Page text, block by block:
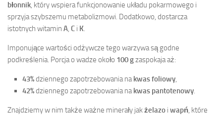
błonnik, który wspiera funkcjonowanie układu pokarmowego i
sprzyja szybszemu metabolizmowi. Dodatkowo, dostarcza
istotnych witamin A, C i K.
Imponujące wartości odżywcze tego warzywa są godne
podkreślenia. Porcja o wadze około 100 gzaspokaja aż:
43%dziennego zapotrzebowania nakwas foliowy,
42%dziennego zapotrzebowania nakwas pantotenowy.
Znajdziemy w nim także ważne minerały jakżelazo i wapń, które